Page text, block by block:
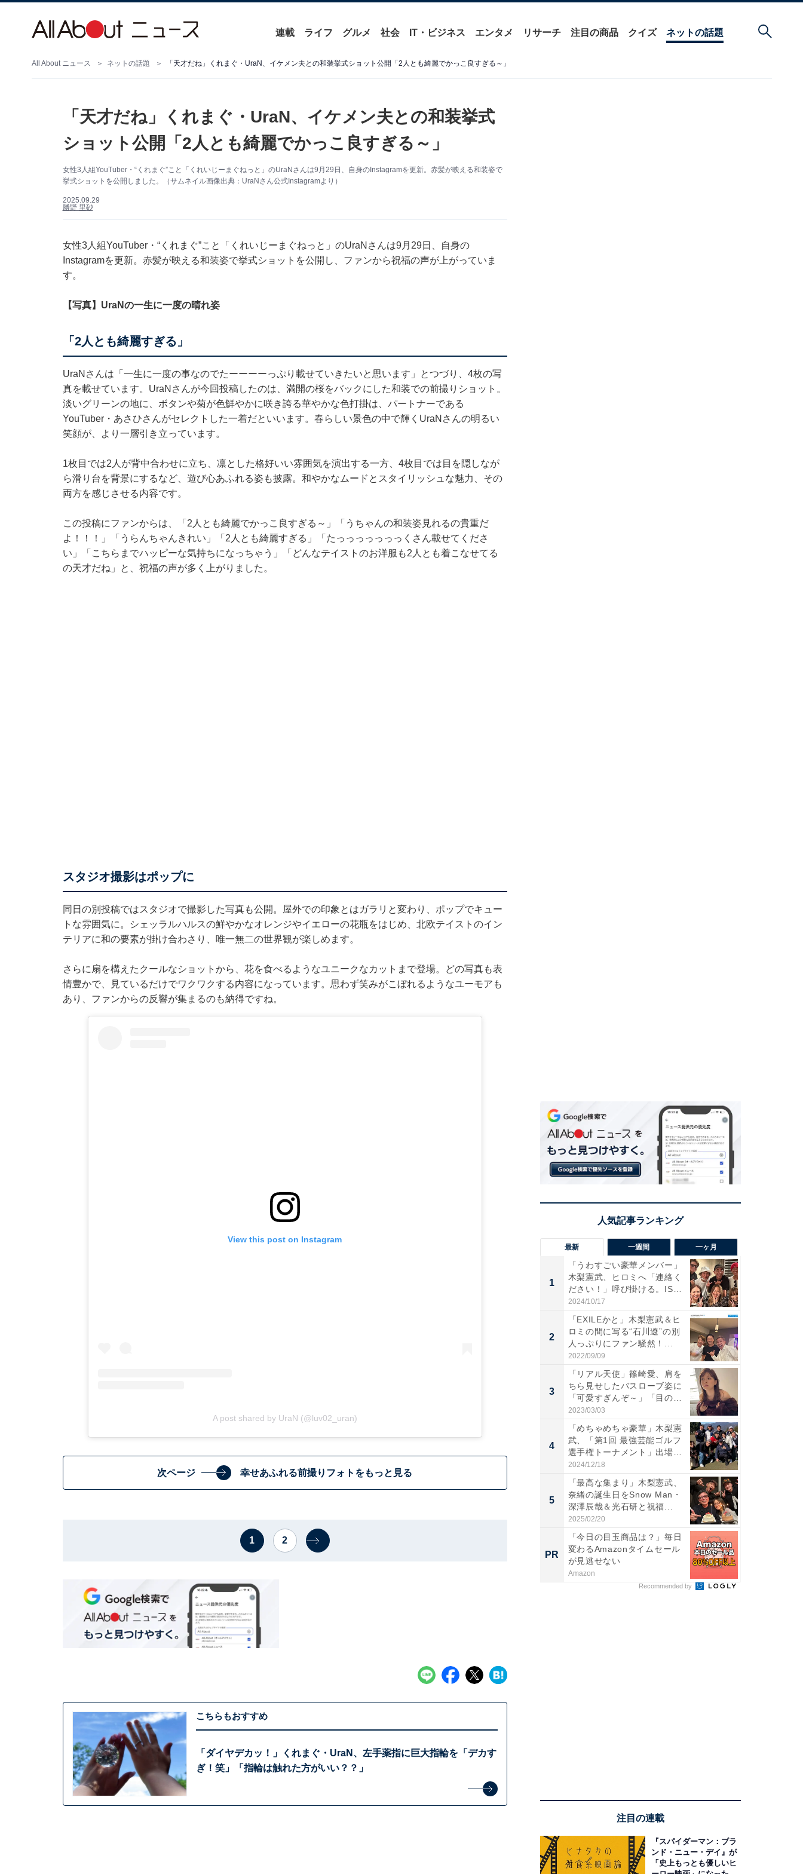
連載 ライフ グルメ 社会 IT・ビジネス エンタメ リサーチ 注目の商品 クイズ ネットの話題
All About ニュース ネットの話題 「天才だね」くれまぐ・UraN、イケメン夫との和装挙式ショット公開「2人とも綺麗でかっこ良すぎる～」
「天才だね」くれまぐ・UraN、イケメン夫との和装挙式
ショット公開「2人とも綺麗でかっこ良すぎる～」
女性3人組YouTuber・“くれまぐ”こと「くれいじーまぐねっと」のUraNさんは9月29日、自身のInstagramを更新。赤髪が映える和装姿で
挙式ショットを公開しました。（サムネイル画像出典：UraNさん公式Instagramより）
2025.09.29
勝野 里砂
女性3人組YouTuber・“くれまぐ”こと「くれいじーまぐねっと」のUraNさんは9月29日、自身の
Instagramを更新。赤髪が映える和装姿で挙式ショットを公開し、ファンから祝福の声が上がっていま
す。
【写真】UraNの一生に一度の晴れ姿
「2人とも綺麗すぎる」
UraNさんは「一生に一度の事なのでたーーーーっぷり載せていきたいと思います」とつづり、4枚の写
真を載せています。UraNさんが今回投稿したのは、満開の桜をバックにした和装での前撮りショット。
淡いグリーンの地に、ボタンや菊が色鮮やかに咲き誇る華やかな色打掛は、パートナーである
YouTuber・あさひさんがセレクトした一着だといいます。春らしい景色の中で輝くUraNさんの明るい
笑顔が、より一層引き立っています。
1枚目では2人が背中合わせに立ち、凛とした格好いい雰囲気を演出する一方、4枚目では目を隠しなが
ら滑り台を背景にするなど、遊び心あふれる姿も披露。和やかなムードとスタイリッシュな魅力、その
両方を感じさせる内容です。
この投稿にファンからは、「2人とも綺麗でかっこ良すぎる～」「うちゃんの和装姿見れるの貴重だ
よ！！！」「うらんちゃんきれい」「2人とも綺麗すぎる」「たっっっっっっっくさん載せてくださ
い」「こちらまでハッピーな気持ちになっちゃう」「どんなテイストのお洋服も2人とも着こなせてる
の天才だね」と、祝福の声が多く上がりました。
スタジオ撮影はポップに
同日の別投稿ではスタジオで撮影した写真も公開。屋外での印象とはガラリと変わり、ポップでキュー
トな雰囲気に。シェッラルハルスの鮮やかなオレンジやイエローの花瓶をはじめ、北欧テイストのイン
テリアに和の要素が掛け合わさり、唯一無二の世界観が楽しめます。
さらに扇を構えたクールなショットから、花を食べるようなユニークなカットまで登場。どの写真も表
情豊かで、見ているだけでワクワクする内容になっています。思わず笑みがこぼれるようなユーモアも
あり、ファンからの反響が集まるのも納得ですね。
View this post on Instagram
A post shared by UraN (@luv02_uran)
次ページ 幸せあふれる前撮りフォトをもっと見る
1 2
こちらもおすすめ
「ダイヤデカッ！」くれまぐ・UraN、左手薬指に巨大指輪を「デカす
ぎ！笑」「指輪は触れた方がいい？？」
最新 一週間 一ヶ月
1
「うわすごい豪華メンバー」
木梨憲武、ヒロミへ「連絡く
ださい！」呼び掛ける。IS
S...
2024/10/17
2
「EXILEかと」木梨憲武＆ヒ
ロミの間に写る“石川遼”の別
人っぷりにファン騒然！...
2022/09/09
3
「リアル天使」篠崎愛、肩を
ちら見せしたバスローブ姿に
「可愛すぎんぞ～」「目の表
情...
2023/03/03
4
「めちゃめちゃ豪華」木梨憲
武、「第1回 最強芸能ゴルフ
選手権トーナメント」出場
メ...
2024/12/18
5
「最高な集まり」木梨憲武、
奈緒の誕生日をSnow Man・
深澤辰哉＆光石研と祝福...
2025/02/20
PR
「今日の目玉商品は？」毎日
変わるAmazonタイムセール
が見逃せない
Amazon
Recommended by
注目の連載
『スパイダーマン：ブラ
ンド・ニュー・デイ』が
「史上もっとも優しいヒ